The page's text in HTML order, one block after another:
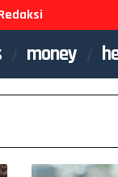
money